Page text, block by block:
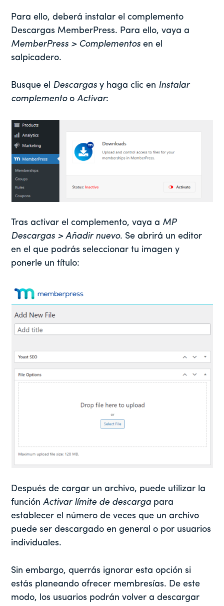
Para ello, deberá instalar el complemento
Descargas MemberPress. Para ello, vaya a
MemberPress > Complementosen el
salpicadero.
Busque el Descargasy haga clic en Instalar
complementooActivar:
Tras activar el complemento, vaya a MP
Descargas > Añadir nuevo. Se abrirá un editor
en el que podrás seleccionar tu imagen y
ponerle un título:
Después de cargar un archivo, puede utilizar la
funciónActivar límite de descarga para
establecer el número de veces que un archivo
puede ser descargado en general o por usuarios
individuales.
Sin embargo, querrás ignorar esta opción si
estás planeando ofrecer membresías. De este
modo, los usuarios podrán volver a descargar